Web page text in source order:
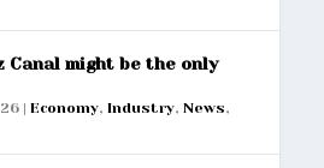
Canal might be the only
|Economy,Industry,News,